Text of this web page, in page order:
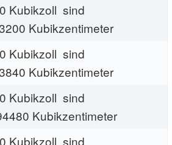
Kubikzoll sind
Kubikzentimeter
Kubikzoll sind
Kubikzentimeter
Kubikzoll sind
Kubikzentimeter
Kubikzoll sind